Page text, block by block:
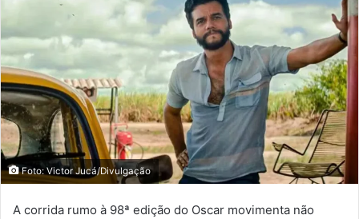
Foto: Victor Jucá/Divulgação
A corrida rumo à 98ª edição do Oscar movimenta não